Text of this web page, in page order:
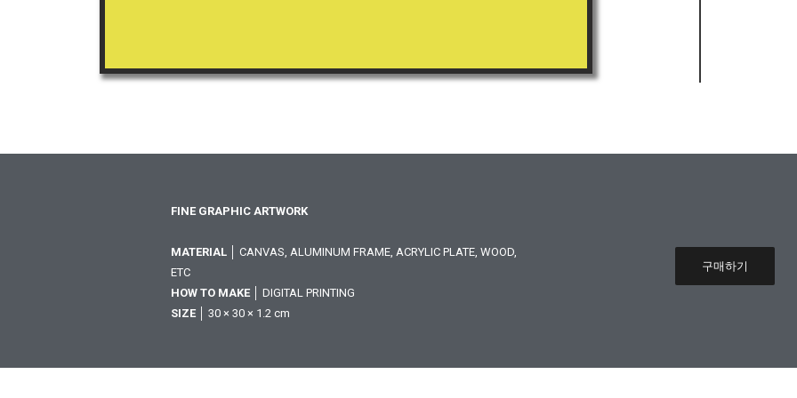
FINE GRAPHIC ARTWORK
MATERIAL │ CANVAS, ALUMINUM FRAME, ACRYLIC PLATE, WOOD,
ETC
HOW TO MAKE │ DIGITAL PRINTING
SIZE │ 30 × 30 × 1.2 cm
구매하기